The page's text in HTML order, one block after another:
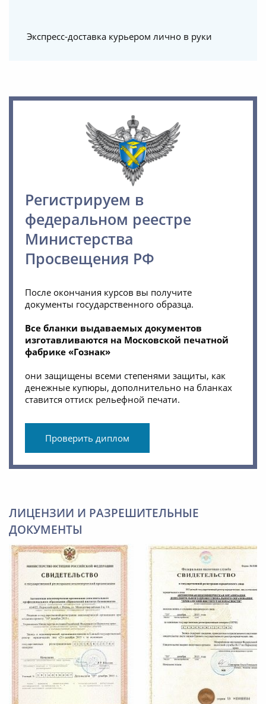
Экспресс-доставка курьером лично в руки
Регистрируем в
федеральном реестре
Министерства
Просвещения РФ
После окончания курсов вы получите
документы государственного образца.
Все бланки выдаваемых документов
изготавливаются на Московской печатной
фабрике «Гознак»
они защищены всеми степенями защиты, как
денежные купюры, дополнительно на бланках
ставится оттиск рельефной печати.
Проверить диплом
ЛИЦЕНЗИИ И РАЗРЕШИТЕЛЬНЫЕ
ДОКУМЕНТЫ